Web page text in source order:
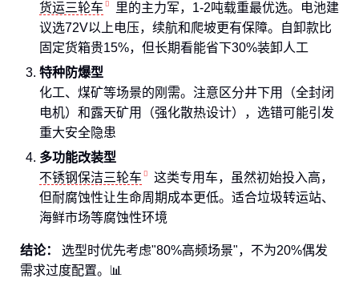
货运三轮车
里的主力军，1-2吨载重最优选。电池建
议选72V以上电压，续航和爬坡更有保障。自卸款比
固定货箱贵15%，但长期看能省下30%装卸人工
特种防爆型
化工、煤矿等场景的刚需。注意区分井下用（全封闭
电机）和露天矿用（强化散热设计），选错可能引发
重大安全隐患
多功能改装型
不锈钢保洁三轮车
这类专用车，虽然初始投入高，
但耐腐蚀性让生命周期成本更低。适合垃圾转运站、
海鲜市场等腐蚀性环境
结论：
选型时优先考虑"80%高频场景"，不为20%偶发
需求过度配置。📊